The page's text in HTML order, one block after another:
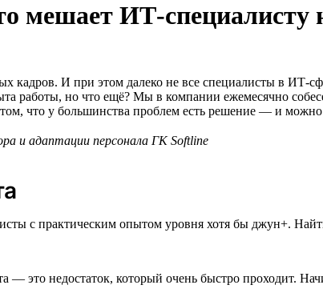
мешает ИТ-специалисту
кадров. И при этом далеко не все специалисты в ИТ-
работы, но что ещё? Мы в компании ежемесячно
что у большинства проблем есть решение — и
и адаптации персонала ГК Softline
с практическим опытом уровня хотя бы джун+.
— это недостаток, который очень быстро проходит.